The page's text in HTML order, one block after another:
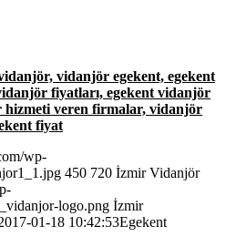
vidanjör egekent, egekent
fiyatları, egekent vidanjör
hizmeti veren firmalar, vidanjör
fiyat
wp-
450 720 İzmir Vidanjör
logo.png İzmir
01-18 10:42:53Egekent